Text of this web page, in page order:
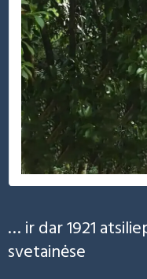
… ir dar 1921
svetainėse